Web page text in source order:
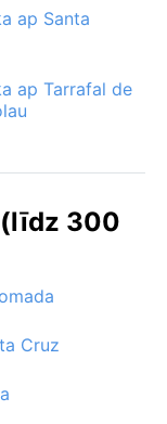
ap Santa
ap Tarrafal de
(līdz 300
Cruz